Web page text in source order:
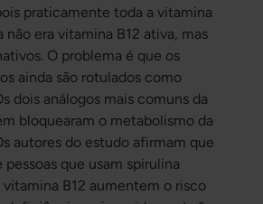
praticamente toda a vitamina
não era vitamina B12 ativa, mas
O problema é que os
ainda são rotulados como
dois análogos mais comuns da
bloquearam o metabolismo da
autores do estudo afirmam que
pessoas que usam spirulina
B12 aumentem o risco